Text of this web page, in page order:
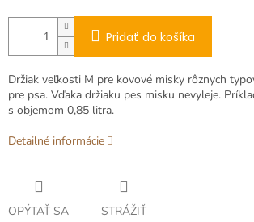
Pridať do košíka
Držiak veľkosti M pre kovové misky rôznych
pre psa. Vďaka držiaku pes misku nevyleje.
s objemom 0,85 litra.
Detailné informácie
OPÝTAŤ SA STRÁŽIŤ